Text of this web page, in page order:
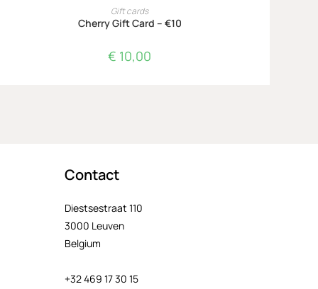
TOEVOEGEN AAN WINKELWAGEN
Gift cards
Cherry Gift Card – €10
€ 10,00
Contact
Diestsestraat 110
3000 Leuven
Belgium
+32 469 17 30 15